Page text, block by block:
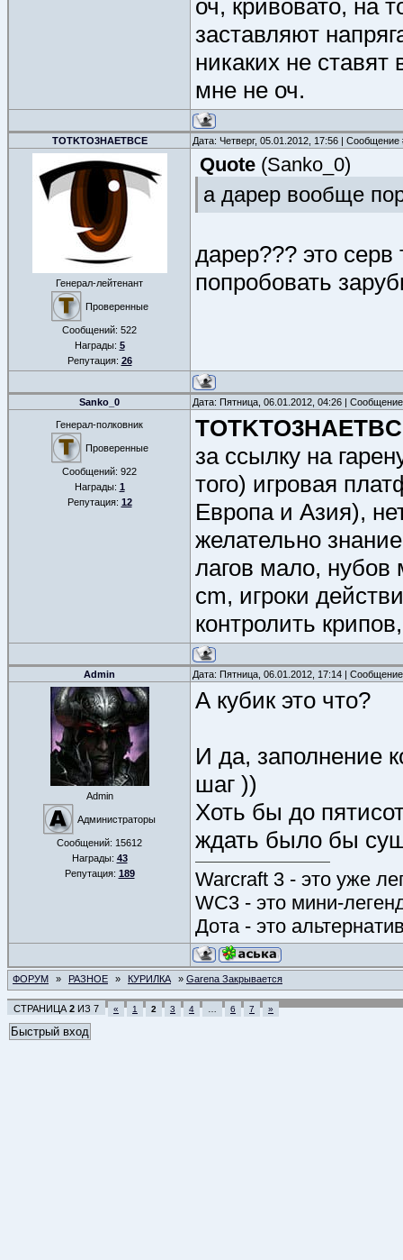
оч, кривовато, на
заставляют
никаких не ставят
мне не оч.
TOTKTO3HAETBCE Дата: Четверг, 05.01.2012, 17:56 |
Генерал-лейтенант
Проверенные
Сообщений: 522
Награды: 5
Репутация: 26
Quote (Sanko_0)
а дарер вообще
дарер??? это
попробовать
Sanko_0 Дата: Пятница, 06.01.2012, 04:26 |
Генерал-полковник
Проверенные
Сообщений: 922
Награды: 1
Репутация: 12
за ссылку на
того) игровая
Европа и Азия),
желательно
лагов мало, нубов
cm, игроки
контролить
Admin Дата: Пятница, 06.01.2012, 17:14 |
Admin
Администраторы
Сообщений: 15612
Награды: 43
Репутация: 189
А кубик это что?
И да, заполнение
шаг ))
Хоть бы до
ждать было бы
Warcraft 3 - это уже
WC3 - это мини-
Дота - это
ФОРУМ » РАЗНОЕ » КУРИЛКА » Garena Закрывается
СТРАНИЦА 2 ИЗ 7 « 1 2 3 4 6 7 »